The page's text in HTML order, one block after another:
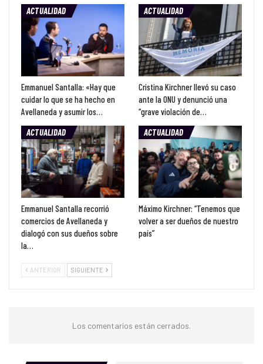
ACTUALIDAD
Emmanuel Santalla: «Hay que
cuidar lo que se ha hecho en
Avellaneda y asumir los…
ACTUALIDAD
Cristina Kirchner llevó su caso
ante la ONU y denunció una
“grave violación de…
ACTUALIDAD
Emmanuel Santalla recorrió
comercios de Avellaneda y
dialogó con sus dueños sobre
la…
ACTUALIDAD
Máximo Kirchner: “Tenemos que
volver a ser dueños de nuestro
país”
ANTERIOR SIGUIENTE
Los comentarios están cerrados.